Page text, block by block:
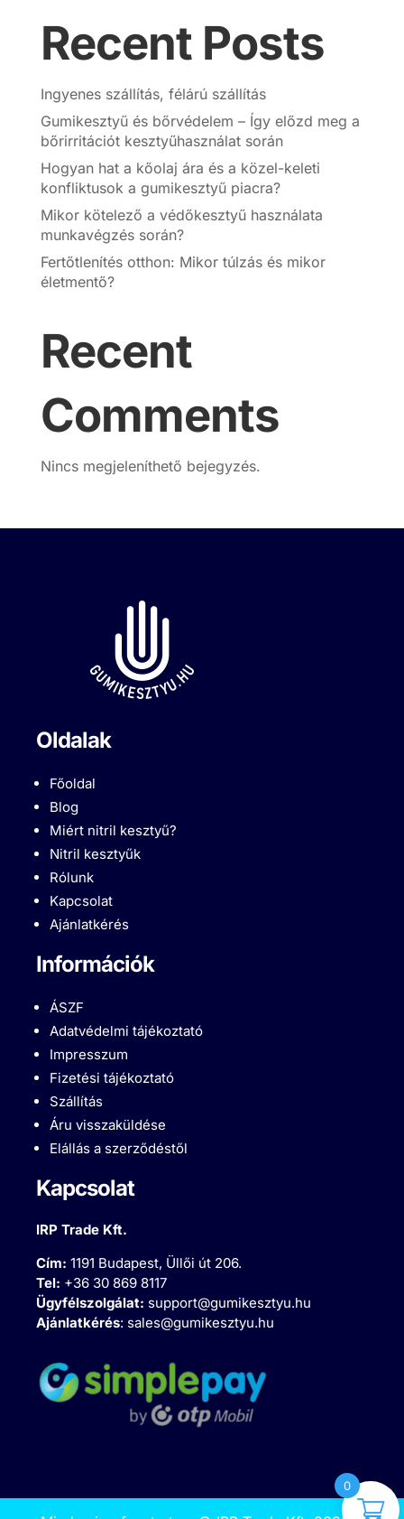
Recent Posts
Ingyenes szállítás, félárú szállítás
Gumikesztyű és bőrvédelem – Így előzd meg a
bőrirritációt kesztyűhasználat során
Hogyan hat a kőolaj ára és a közel-keleti
konfliktusok a gumikesztyű piacra?
Mikor kötelező a védőkesztyű használata
munkavégzés során?
Fertőtlenítés otthon: Mikor túlzás és mikor
életmentő?
Recent
Comments
Nincs megjeleníthető bejegyzés.
Oldalak
Főoldal
Blog
Miért nitril kesztyű?
Nitril kesztyűk
Rólunk
Kapcsolat
Ajánlatkérés
Információk
ÁSZF
Adatvédelmi tájékoztató
Impresszum
Fizetési tájékoztató
Szállítás
Áru visszaküldése
Elállás a szerződéstől
Kapcsolat
IRP Trade Kft.
Cím:1191 Budapest, Üllői út 206.
Tel: +36 30 869 8117
Ügyfélszolgálat: support@gumikesztyu.hu
Ajánlatkérés: sales@gumikesztyu.hu
0